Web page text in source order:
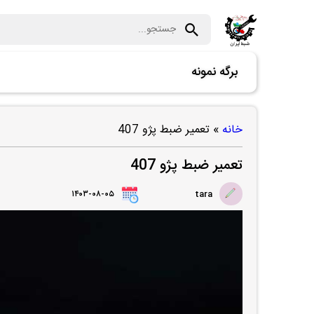
برگه نمونه
خانه » تعمیر ضبط پژو 407
تعمیر ضبط پژو 407
tara ۱۴۰۳-۰۸-۰۵